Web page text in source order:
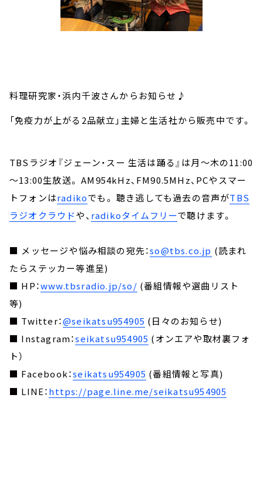
料理研究家・浜内千波さんからお知らせ♪
「免疫力が上がる2品献立」主婦と生活社から販売中です。
TBSラジオ『ジェーン・スー 生活は踊る』は月～木の11:00
～13:00生放送。 AM954kHz、FM90.5MHz、PCやスマー
トフォンはradikoでも。 聴き逃しても過去の音声がTBS
ラジオクラウドや、 radikoタイムフリーで聴けます。
■ メッセージや悩み相談の宛先：so@tbs.co.jp (読まれ
たらステッカー等進呈)
■ HP：www.tbsradio.jp/so/ (番組情報や選曲リスト
等)
■ Twitter：@seikatsu954905 (日々のお知らせ)
■ Instagram：seikatsu954905 (オンエアや取材裏フォ
ト）
■ Facebook：seikatsu954905 (番組情報と写真)
■ LINE：https://page.line.me/seikatsu954905